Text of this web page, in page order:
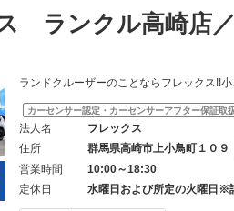
ランクル高崎店
ランドクルーザーのことならフレックス!!
カーセンサー認定・カーセンサーアフター保証取
法人名
フレックス
住所
群馬県高崎市上小鳥町１０９
営業時間
10:00～18:30
定休日
水曜日および所定の火曜日※